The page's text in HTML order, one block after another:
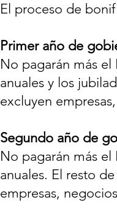
El proceso de
Primer año de
No pagarán más el
anuales y los
excluyen
Segundo año de
No pagarán más el
anuales. El resto
empresas,